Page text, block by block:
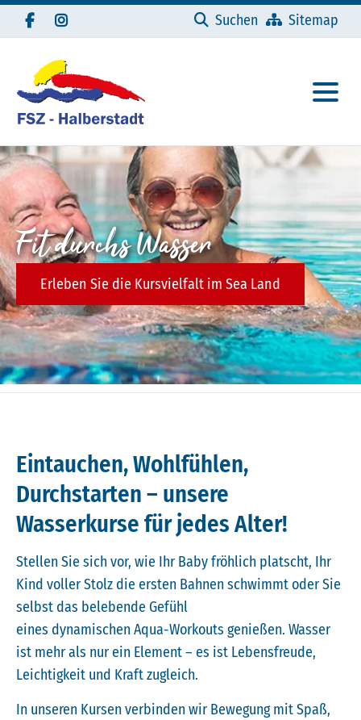
Navigation überspringen
Suchen
Sitemap
Fit durchs Wasser
Erleben Sie die Kursvielfalt im Sea Land
Eintauchen, Wohlfühlen,
Durchstarten – unsere
Wasserkurse für jedes Alter!
Stellen Sie sich vor, wie Ihr Baby fröhlich platscht, Ihr
Kind voller Stolz die ersten Bahnen schwimmt oder Sie
selbst das belebende Gefühl
eines dynamischen Aqua-Workouts genießen. Wasser
ist mehr als nur ein Element – es ist Lebensfreude,
Leichtigkeit und Kraft zugleich.
In unseren Kursen verbinden wir Bewegung mit Spaß,